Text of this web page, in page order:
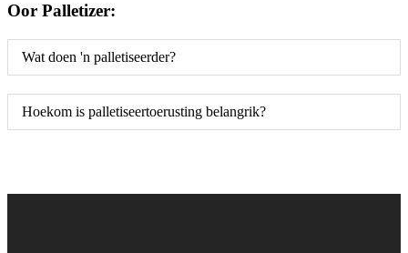
Oor Palletizer:
Wat doen 'n palletiseerder?
Hoekom is palletiseertoerusting belangrik?